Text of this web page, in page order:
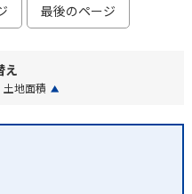
最後のページ
え
土地面積